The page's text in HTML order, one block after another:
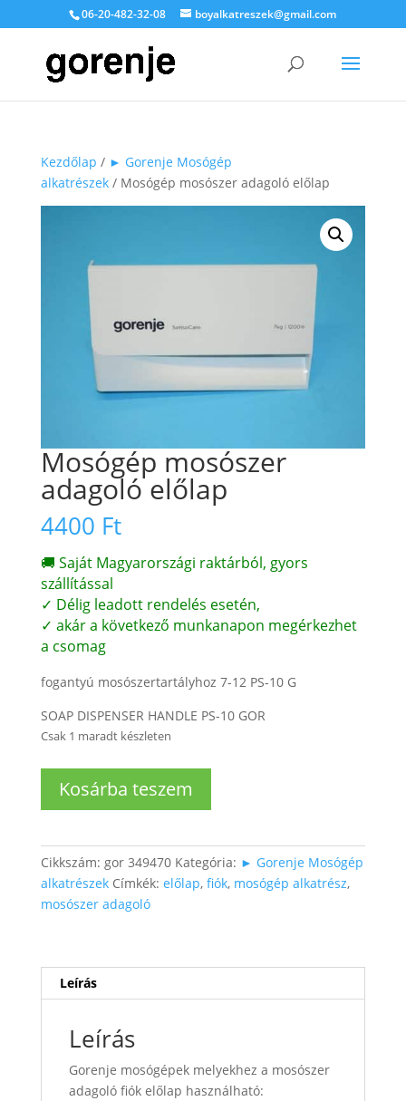
06-20-482-32-08 boyalkatreszek@gmail.com
Kezdőlap / ► Gorenje Mosógép
alkatrészek/ Mosógép mosószer adagoló előlap
Mosógép mosószer
adagoló előlap
4400 Ft
🚚 Saját Magyarországi raktárból, gyors
szállítással
✓ Délig leadott rendelés esetén,
✓ akár a következő munkanapon megérkezhet
a csomag
fogantyú mosószertartályhoz 7-12 PS-10 G
SOAP DISPENSER HANDLE PS-10 GOR
Csak 1 maradt készleten
Mosógép
mosószer
mennyiség
Kosárba teszem
Cikkszám: gor 349470 Kategória: ► Gorenje Mosógép
alkatrészek Címkék: előlap, fiók, mosógép alkatrész,
mosószer adagoló
Leírás
Leírás
Gorenje mosógépek melyekhez a mosószer
adagoló fiók előlap használható: